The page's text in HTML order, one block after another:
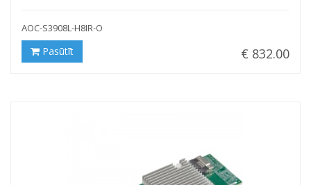
AOC-S3908L-H8IR-O
€ 832.00
Pasūtīt